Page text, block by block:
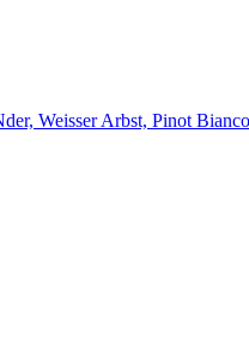
Weisser Arbst, Pinot